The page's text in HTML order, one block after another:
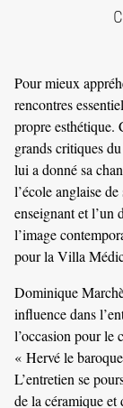
Pour mieux
rencontres
propre esthétique.
grands critiques
lui a donné sa
l’école anglaise
enseignant et l’un
l’image
pour la Villa
Dominique
influence dans
l’occasion pour le
« Hervé le
L’entretien se
de la céramique et